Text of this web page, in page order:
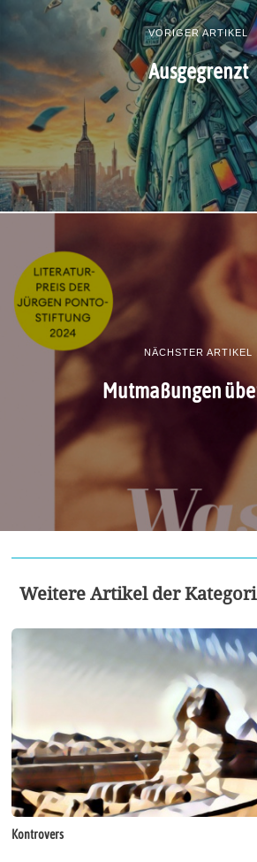
VORIGER ARTIKEL
Ausgegrenzt
NÄCHSTER ARTIKEL
Mutmaßungen
Weitere Artikel der
Kontrovers